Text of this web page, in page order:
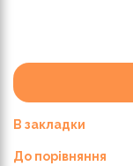
В закладки
До порівняння